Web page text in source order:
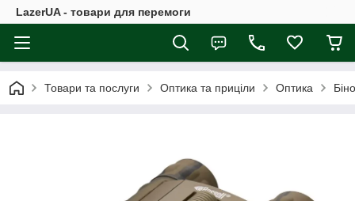
LazerUA - товари для перемоги
Товари та послуги Оптика та приціли Оптика